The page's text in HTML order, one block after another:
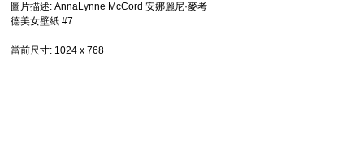
圖片描述: AnnaLynne McCord 安娜麗尼·麥考
德美女壁紙 #7
當前尺寸: 1024 x 768